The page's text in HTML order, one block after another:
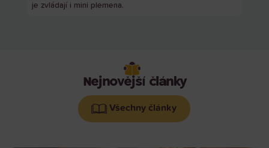
je zvládají i mini plemena.
Nejnovější články
Všechny články